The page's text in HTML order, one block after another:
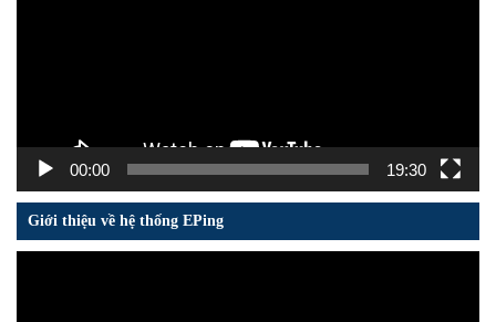
00:00 19:30
Giới thiệu về hệ thống EPing